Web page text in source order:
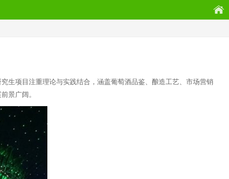
生项目注重理论与实践结合，涵盖葡萄酒品鉴、酿造工艺、市场营销
景广阔。